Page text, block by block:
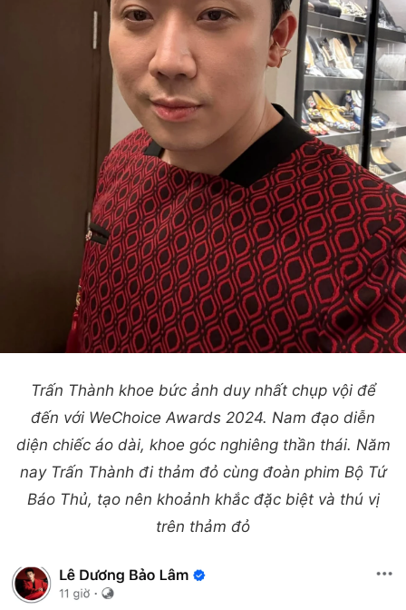
Trấn Thành khoe bức ảnh duy nhất chụp vội để
đến với WeChoice Awards 2024. Nam đạo diễn
diện chiếc áo dài, khoe góc nghiêng thần thái. Năm
nay Trấn Thành đi thảm đỏ cùng đoàn phim Bộ Tứ
Báo Thủ, tạo nên khoảnh khắc đặc biệt và thú vị
trên thảm đỏ